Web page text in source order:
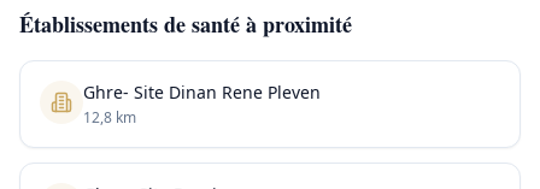
Établissements de santé à proximité
Ghre- Site Dinan Rene Pleven
12,8 km